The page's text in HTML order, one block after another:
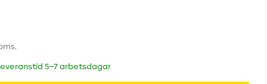
5–7 arbetsdagar